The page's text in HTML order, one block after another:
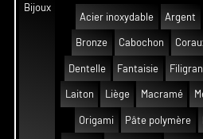
Bijoux
Acier inoxydable
Argent
Bronze Cabochon
Dentelle Fantaisie
Laiton Liège Macramé
Origami Pâte polymère